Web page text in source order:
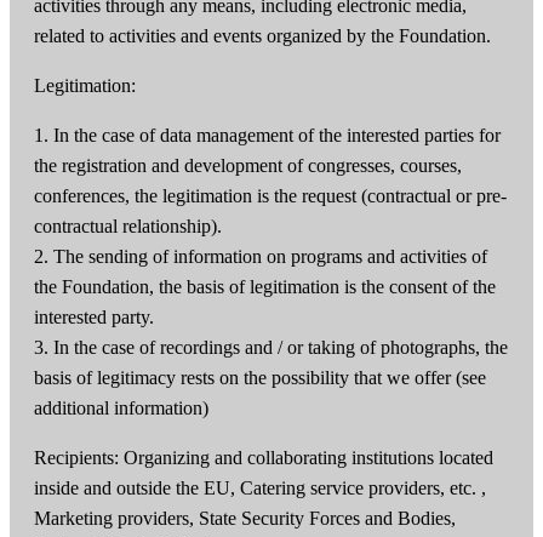
activities through any means, including electronic media,
related to activities and events organized by the Foundation.
Legitimation:
1. In the case of data management of the interested parties for
the registration and development of congresses, courses,
conferences, the legitimation is the request (contractual or pre-
contractual relationship).
2. The sending of information on programs and activities of
the Foundation, the basis of legitimation is the consent of the
interested party.
3. In the case of recordings and / or taking of photographs, the
basis of legitimacy rests on the possibility that we offer (see
additional information)
Recipients: Organizing and collaborating institutions located
inside and outside the EU, Catering service providers, etc. ,
Marketing providers, State Security Forces and Bodies,